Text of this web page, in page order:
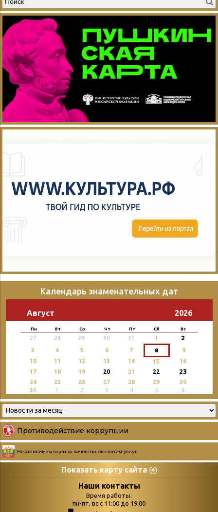
Календарь знаменательных дат
Август 2026
Пн Вт Ср Чт Пт Сб Вс
27 28 29 30 31 1 2
3 4 5 6 7 8
9
10
11 12 13 14 15
16
17
18 19 20 21 22 23
24 25 26 27 28 29
30
31
1 2 3 4 5 6
Противодействие коррупции
Независимая оценка качества оказания услуг
Показать карту сайта
СтраницыНаши контакты
Время работы:
пн-пт, вс с 11:00 до 19:00